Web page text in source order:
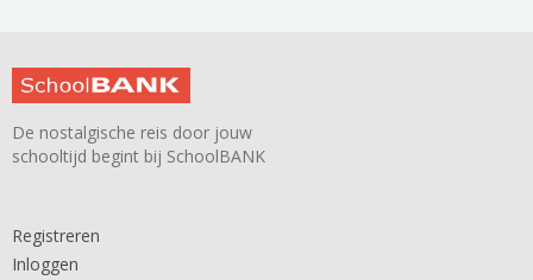
De nostalgische reis door jouw
schooltijd begint bij SchoolBANK
Registreren
Inloggen